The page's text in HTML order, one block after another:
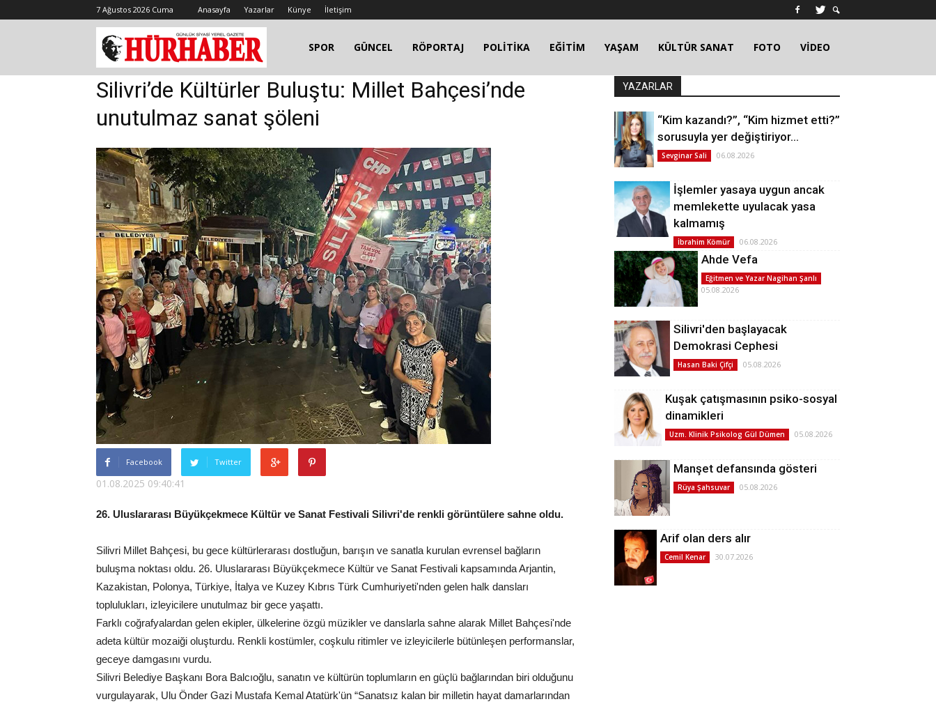
7 Ağustos 2026 Cuma Anasayfa Yazarlar Künye İletişim
SPOR GÜNCEL RÖPORTAJ POLİTİKA EĞİTİM YAŞAM KÜLTÜR SANAT FOTO VİDEO
Silivri’de Kültürler Buluştu: Millet Bahçesi’nde
unutulmaz sanat şöleni
Facebook Twitter
01.08.2025 09:40:41
26. Uluslararası Büyükçekmece Kültür ve Sanat Festivali Silivri'de renkli görüntülere sahne oldu.
Silivri Millet Bahçesi, bu gece kültürlerarası dostluğun, barışın ve sanatla kurulan evrensel bağların
buluşma noktası oldu. 26. Uluslararası Büyükçekmece Kültür ve Sanat Festivali kapsamında Arjantin,
Kazakistan, Polonya, Türkiye, İtalya ve Kuzey Kıbrıs Türk Cumhuriyeti'nden gelen halk dansları
toplulukları, izleyicilere unutulmaz bir gece yaşattı.
Farklı coğrafyalardan gelen ekipler, ülkelerine özgü müzikler ve danslarla sahne alarak Millet Bahçesi'nde
adeta kültür mozaiği oluşturdu. Renkli kostümler, coşkulu ritimler ve izleyicilerle bütünleşen performanslar,
geceye damgasını vurdu.
Silivri Belediye Başkanı Bora Balcıoğlu, sanatın ve kültürün toplumların en güçlü bağlarından biri olduğunu
vurgulayarak, Ulu Önder Gazi Mustafa Kemal Atatürk'ün “Sanatsız kalan bir milletin hayat damarlarından
YAZARLAR
“Kim kazandı?”, “Kim hizmet etti?”
sorusuyla yer değiştiriyor…
Sevginar Sali 06.08.2026
İşlemler yasaya uygun ancak
memlekette uyulacak yasa
kalmamış
İbrahim Kömür 06.08.2026
Ahde Vefa
Eğitmen ve Yazar Nagihan Şanlı
05.08.2026
Silivri'den başlayacak
Demokrasi Cephesi
Hasan Baki Çifçi 05.08.2026
Kuşak çatışmasının psiko-sosyal
dinamikleri
Uzm. Klinik Psikolog Gül Dümen 05.08.2026
Manşet defansında gösteri
Rüya Şahsuvar 05.08.2026
Arif olan ders alır
Cemil Kenar 30.07.2026